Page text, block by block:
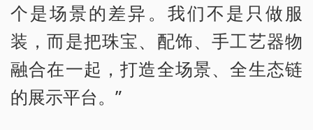
个是场景的差异。我们不是只做服
装，而是把珠宝、配饰、手工艺器物
融合在一起，打造全场景、全生态链
的展示平台。”